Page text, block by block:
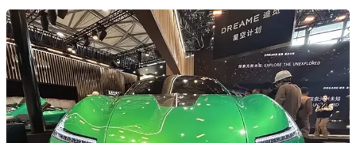
Galaxy Z Fold 7 и Google Pixel 10 Pro Fold.